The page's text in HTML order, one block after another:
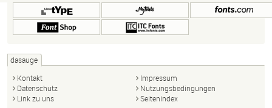
dasauge
Kontakt
Impressum
Datenschutz
Nutzungsbedingungen
Link zu uns
Seitenindex